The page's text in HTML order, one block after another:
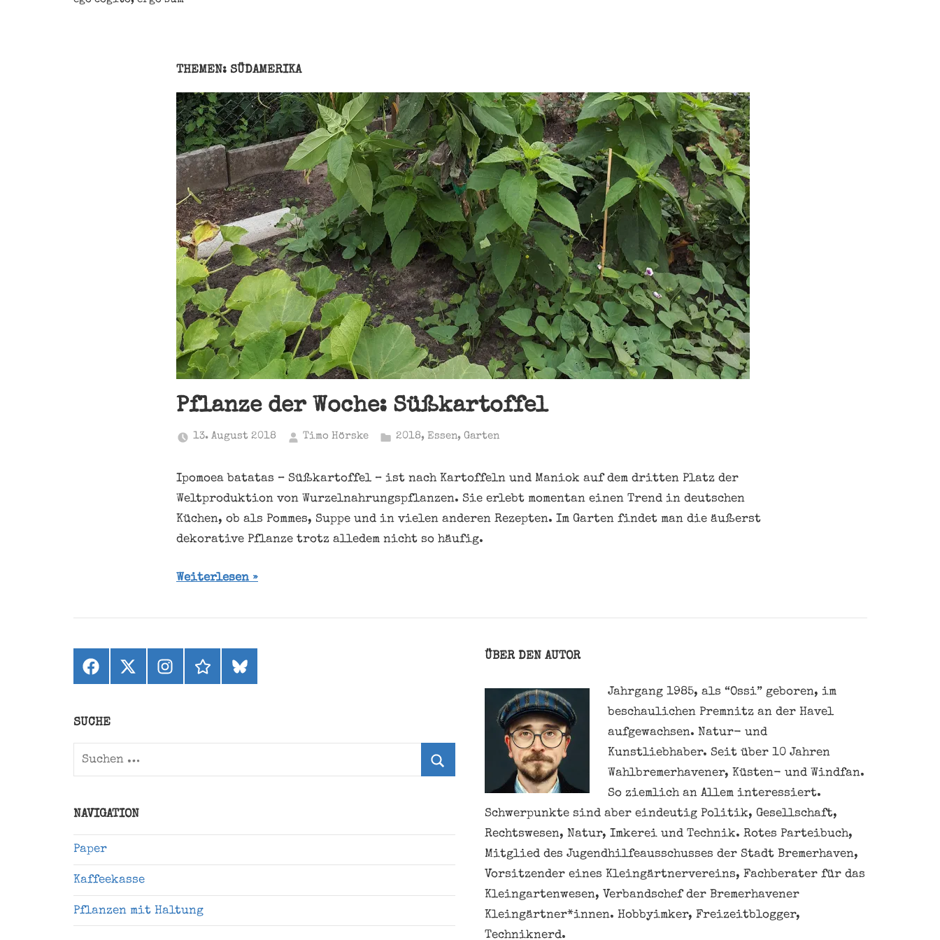
THEMEN: SÜDAMERIKA
Pflanze der Woche: Süßkartoffel
13. August 2018 Timo Hörske 2018, Essen, Garten
Ipomoea batatas – Süßkartoffel – ist nach Kartoffeln und Maniok auf dem dritten Platz der
Weltproduktion von Wurzelnahrungspflanzen. Sie erlebt momentan einen Trend in deutschen
Küchen, ob als Pommes, Suppe und in vielen anderen Rezepten. Im Garten findet man die äußerst
dekorative Pflanze trotz alledem nicht so häufig.
Weiterlesen
Facebook
X
(ehemals
Instagramthreadsbluesky
SUCHE
Suchen
NAVIGATION
Paper
Kaffeekasse
Pflanzen mit Haltung
ÜBER DEN AUTOR
Jahrgang 1985, als “Ossi” geboren, im
beschaulichen Premnitz an der Havel
aufgewachsen. Natur- und
Kunstliebhaber. Seit über 10 Jahren
Wahlbremerhavener, Küsten- und Windfan.
So ziemlich an Allem interessiert.
Schwerpunkte sind aber eindeutig Politik, Gesellschaft,
Rechtswesen, Natur, Imkerei und Technik. Rotes Parteibuch,
Mitglied des Jugendhilfeausschusses der Stadt Bremerhaven,
Vorsitzender eines Kleingärtnervereins, Fachberater für das
Kleingartenwesen, Verbandschef der Bremerhavener
Kleingärtner*innen. Hobbyimker, Freizeitblogger,
Techniknerd.